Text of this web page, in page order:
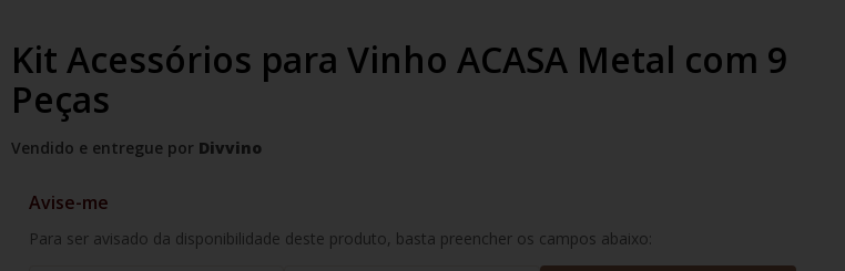
Kit Acessórios para Vinho ACASA Metal com 9
Peças
Vendido e entregue por Divvino
Avise-me
Para ser avisado da disponibilidade deste produto, basta preencher os campos abaixo: